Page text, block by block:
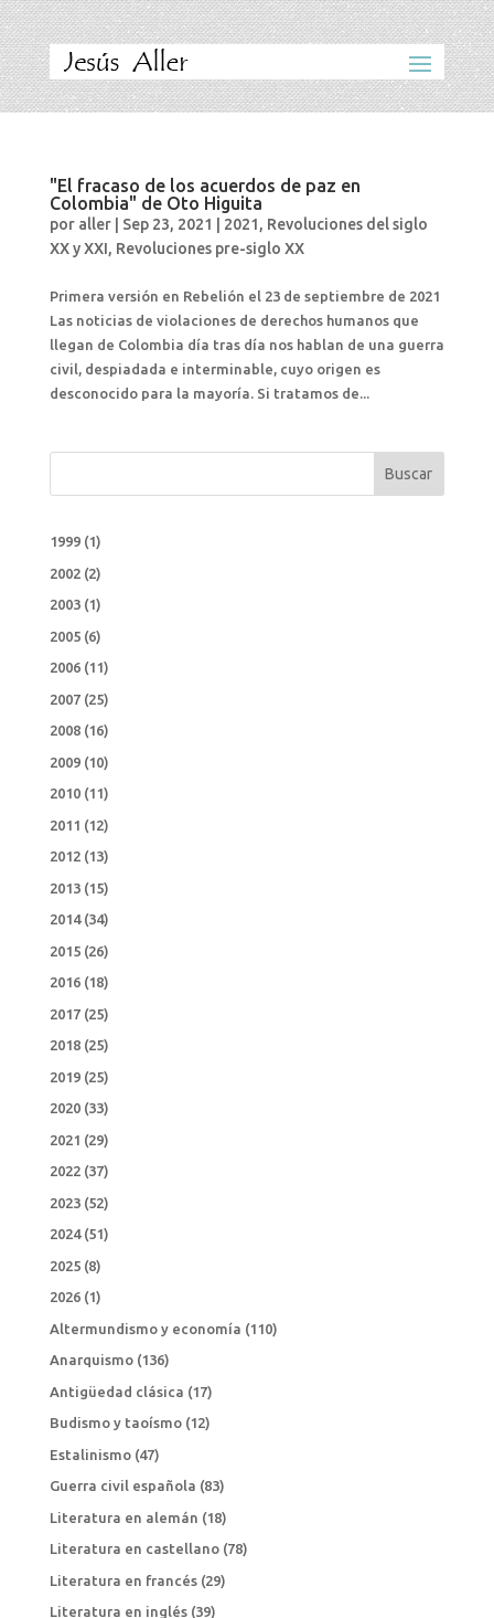
"El fracaso de los acuerdos de paz en
Colombia" de Oto Higuita
por aller| Sep 23, 2021 2021, Revoluciones del siglo
XX y XXI, Revoluciones pre-siglo XX
Primera versión en Rebelión el 23 de septiembre de 2021
Las noticias de violaciones de derechos humanos que
llegan de Colombia día tras día nos hablan de una guerra
civil, despiadada e interminable, cuyo origen es
desconocido para la mayoría. Si tratamos de...
Buscar
1999(1)
2002(2)
2003(1)
2005(6)
2006(11)
2007(25)
2008(16)
2009(10)
2010(11)
2011 (12)
2012(13)
2013(15)
2014(34)
2015(26)
2016(18)
2017(25)
2018(25)
2019(25)
2020(33)
2021 (29)
2022(37)
2023(52)
2024(51)
2025(8)
2026(1)
Altermundismo y economía (110)
Anarquismo(136)
Antigüedad clásica (17)
Budismo y taoísmo(12)
Estalinismo(47)
Guerra civil española (83)
Literatura en alemán (18)
Literatura en castellano(78)
Literatura en francés(29)
Literatura en inglés(39)